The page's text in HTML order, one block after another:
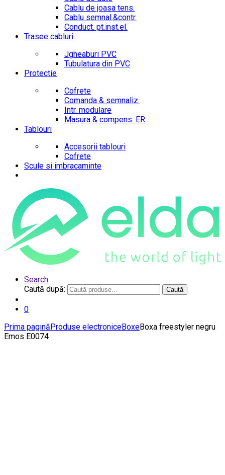
Cablu de joasa tens.
Cablu semnal.&contr.
Conduct. pt.inst.el.
Trasee cabluri
Jgheaburi PVC
Tubulatura din PVC
Protectie
Cofrete
Comanda & semnaliz.
Intr. modulare
Masura & compens. ER
Tablouri
Accesorii tablouri
Cofrete
Scule si imbracaminte
Search
Caută după:
Caută
0
Prima paginăProduse electroniceBoxeBoxa freestyler negru
Emos E0074